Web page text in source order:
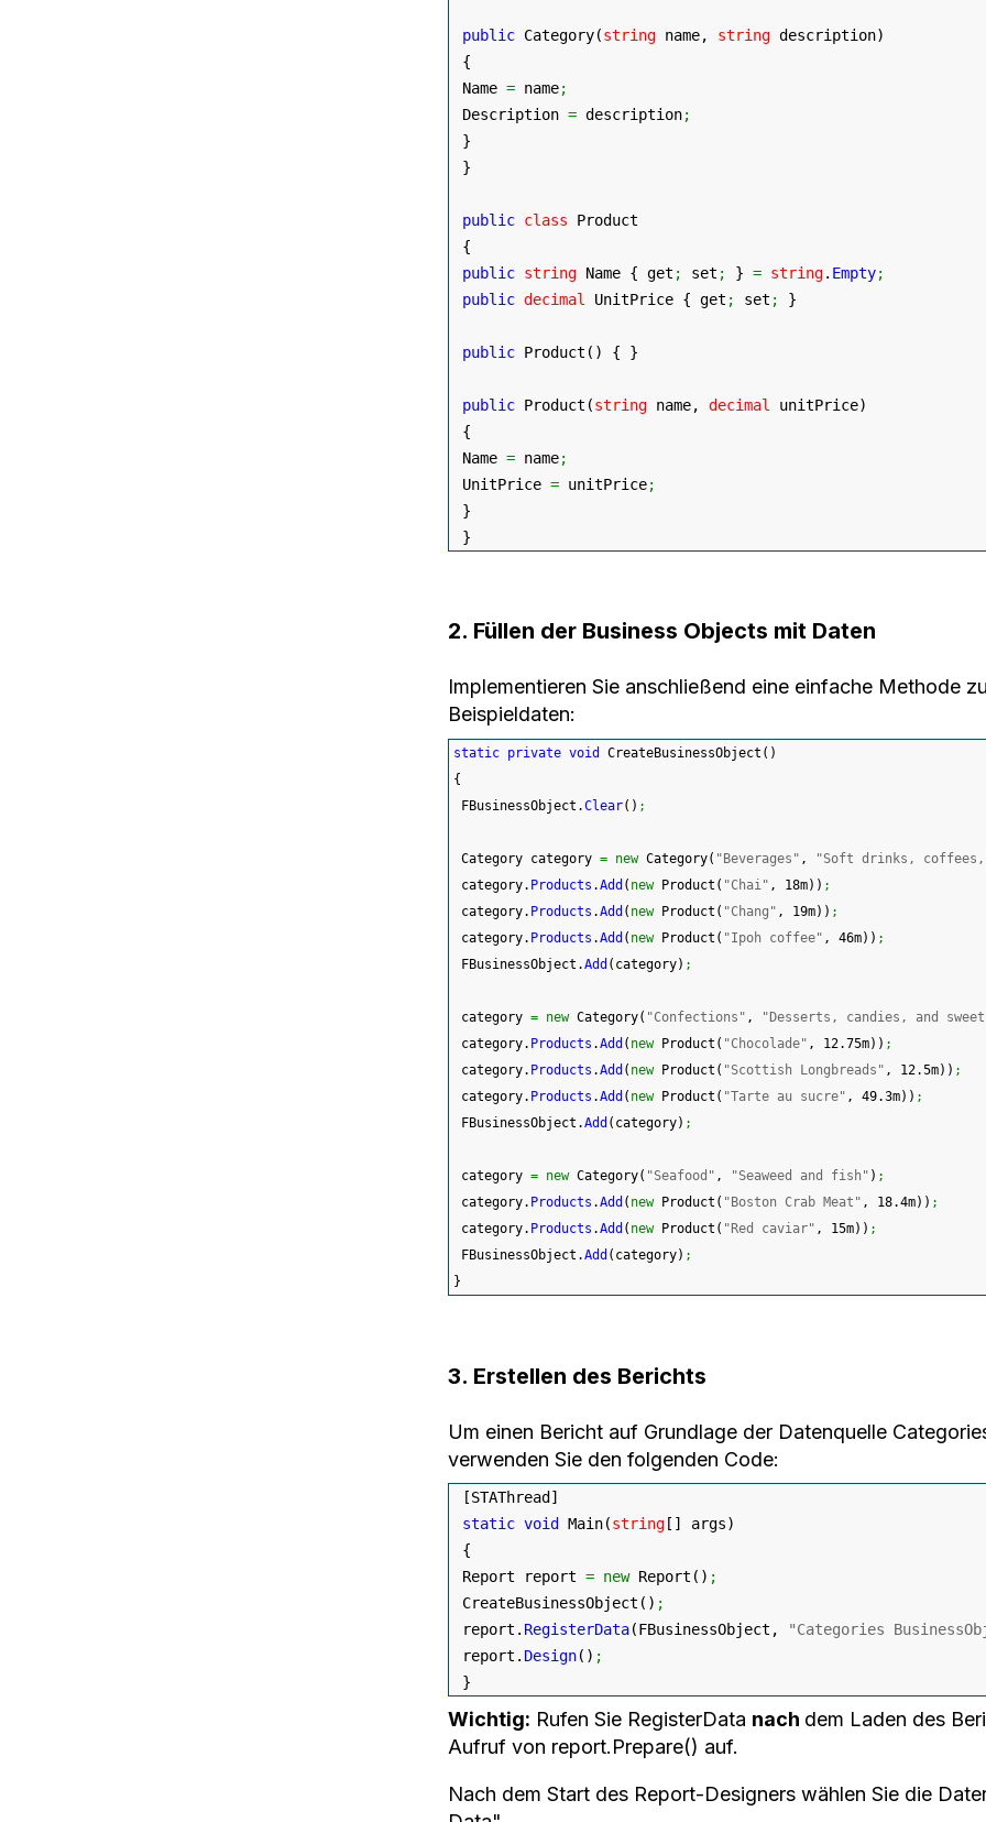
public Category(string name, string description)
{
Name = name;
Description = description;
}
}
public class Product
{
public string Name { get ; set ; } = string. Empty;
public decimal UnitPrice { get ; set ; }
public Product ( ) { }
public Product (string name, decimal unitPrice)
{
Name = name;
UnitPrice = unitPrice;
}
}
2. Füllen der Business Objects mit Daten
Implementieren Sie anschließend eine einfache Methode
Beispieldaten:
static private void CreateBusinessObject ( )
{
FBusinessObject.Clear( ) ;
Category category = new Category( "Beverages" , "Soft drinks,
category. Products .Add ( new Product ( "Chai" , 18m) ) ;
category. Products .Add ( new Product ( "Chang" , 19m) ) ;
category. Products .Add ( new Product ( "Ipoh coffee" , 46m) ) ;
FBusinessObject.Add ( category) ;
category = new Category( "Confections" , "Desserts, candies, and
category. Products .Add ( new Product ( "Chocolade" , 12.75m) ) ;
category. Products .Add ( new Product ( "Scottish Longbreads" , 12.5m) ) ;
category. Products .Add ( new Product ( "Tarte au sucre" , 49.3m) ) ;
FBusinessObject.Add ( category) ;
category = new Category( "Seafood" , "Seaweed and fish" ) ;
category. Products .Add ( new Product ( "Boston Crab Meat" , 18.4m) ) ;
category. Products .Add ( new Product ( "Red caviar" , 15m) ) ;
FBusinessObject.Add ( category) ;
}
3. Erstellen des Berichts
Um einen Bericht auf Grundlage der Datenquelle
verwenden Sie den folgenden Code:
[STAThread ]
static void Main(string [ ] args)
{
Report report = new Report ( ) ;
CreateBusinessObject ( ) ;
report. RegisterData(FBusinessObject, "Categories
report. Design( ) ;
}
Wichtig: Rufen Sie RegisterData nach dem Laden des
Aufruf von report.Prepare() auf.
Nach dem Start des Report-Designers wählen Sie die